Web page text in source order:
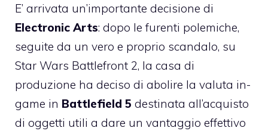
E’ arrivata un’importante decisione di
Electronic Arts: dopo le furenti polemiche,
seguite da un vero e proprio scandalo, su
Star Wars Battlefront 2, la casa di
produzione ha deciso di abolire la valuta in-
game in Battlefield 5 destinata all’acquisto
di oggetti utili a dare un vantaggio effettivo